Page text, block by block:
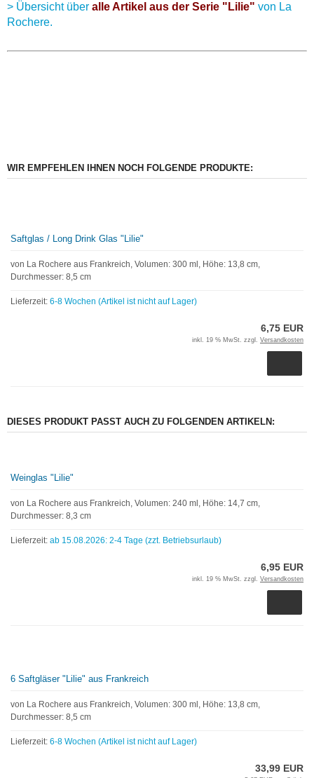
> Übersicht über alle Artikel aus der Serie "Lilie" von La
Rochere.
WIR EMPFEHLEN IHNEN NOCH FOLGENDE PRODUKTE:
Saftglas / Long Drink Glas "Lilie"
von La Rochere aus Frankreich, Volumen: 300 ml, Höhe: 13,8 cm,
Durchmesser: 8,5 cm
Lieferzeit: 6-8 Wochen (Artikel ist nicht auf Lager)
6,75 EUR
inkl. 19 % MwSt. zzgl. Versandkosten
DIESES PRODUKT PASST AUCH ZU FOLGENDEN ARTIKELN:
Weinglas "Lilie"
von La Rochere aus Frankreich, Volumen: 240 ml, Höhe: 14,7 cm,
Durchmesser: 8,3 cm
Lieferzeit: ab 15.08.2026: 2-4 Tage (zzt. Betriebsurlaub)
6,95 EUR
inkl. 19 % MwSt. zzgl. Versandkosten
6 Saftgläser "Lilie" aus Frankreich
von La Rochere aus Frankreich, Volumen: 300 ml, Höhe: 13,8 cm,
Durchmesser: 8,5 cm
Lieferzeit: 6-8 Wochen (Artikel ist nicht auf Lager)
33,99 EUR